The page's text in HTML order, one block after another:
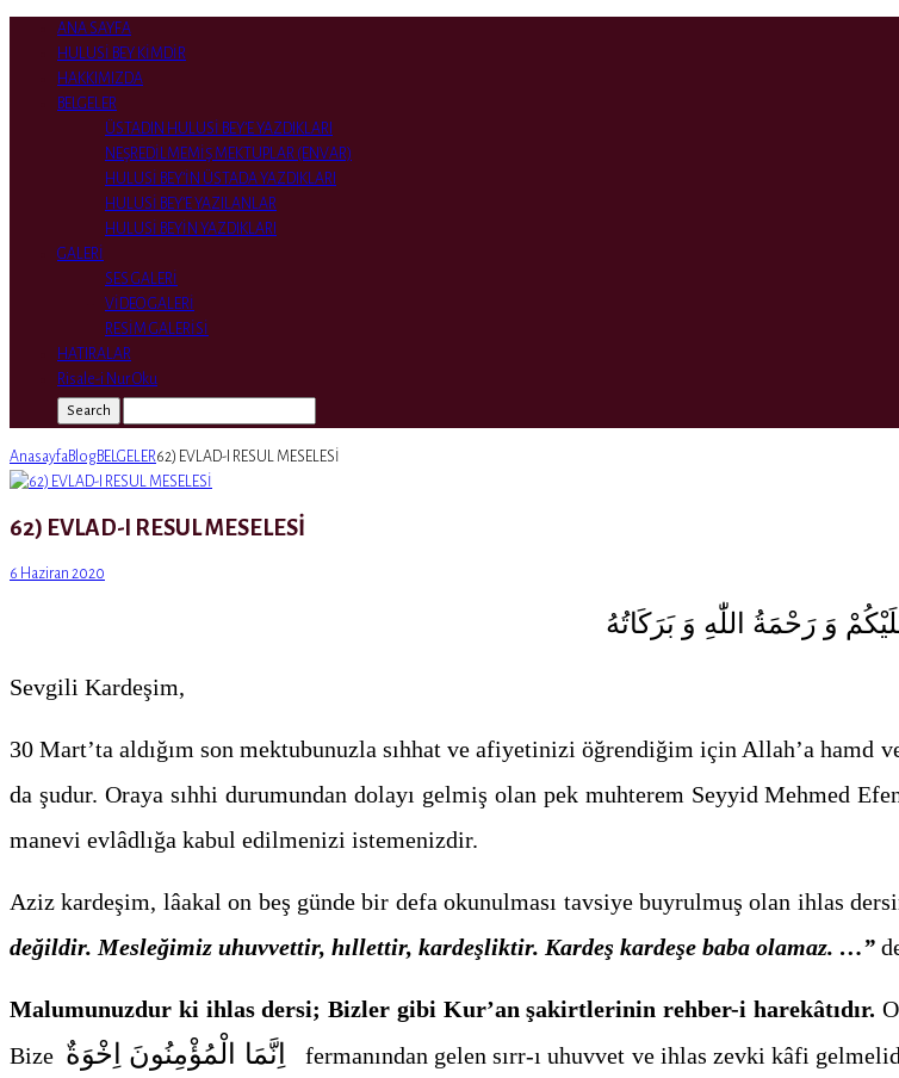
ANA SAYFA
HULUSİ BEY KİMDİR
HAKKIMIZDA
BELGELER
ÜSTADIN HULUSİ BEY’E YAZDIKLARI
NEŞREDİLMEMİŞ MEKTUPLAR (ENVAR)
HULUSİ BEY’İN ÜSTADA YAZDIKLARI
HULUSİ BEY’E YAZILANLAR
HULUSİ BEYİN YAZDIKLARI
GALERİ
SES GALERİ
VİDEO GALERİ
RESİM GALERİSİ
HATIRALAR
Risale-i Nur Oku
Search
AnasayfaBlogBELGELER62) EVLAD-I RESUL MESELESİ
62) EVLAD-I RESUL MESELESİ
6 Haziran 2020
وَ رَحْمَةُ اللّٰهِ وَ بَرَكَاتُهُ
Sevgili Kardeşim,
30 Mart’ta aldığım son mektubunuzla sıhhat ve afiyetinizi öğrendiğim için Allah’a
da şudur. Oraya sıhhi durumundan dolayı gelmiş olan pek muhterem Seyyid Mehmed
manevi evlâdlığa kabul edilmenizi istemenizdir.
Aziz kardeşim, lâakal on beş günde bir defa okunulması tavsiye buyrulmuş olan ihlas
değildir. Mesleğimiz uhuvvettir, hıllettir, kardeşliktir. Kardeş kardeşe baba olamaz. …”
Malumunuzdur ki ihlas dersi; Bizler gibi Kur’an şakirtlerinin rehber-i harekâtıdır.
Bize
fermanından gelen sırr-ı uhuvvet ve ihlas zevki kâfi